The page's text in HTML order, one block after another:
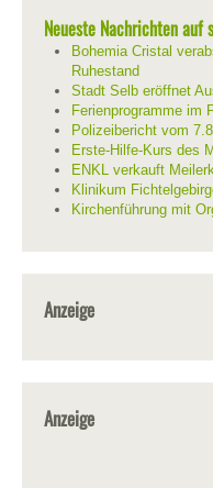
Neueste Nachrichten auf
Bohemia Cristal
Ruhestand
Stadt Selb eröffnet
Ferienprogramme im
Polizeibericht vom 7.8.
Erste-Hilfe-Kurs des
ENKL verkauft
Klinikum
Kirchenführung mit
Anzeige
Anzeige